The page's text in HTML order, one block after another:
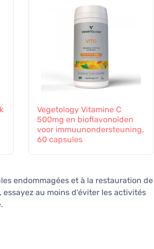
Vegetology Vitamine C
500mg en bioflavonoïden
voor immuunondersteuning,
60 capsules
endommagées et à la restauration de
au moins d'éviter les activités